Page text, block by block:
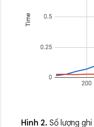
Hình 2. Số lượng